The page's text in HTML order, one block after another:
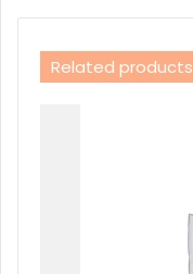
Related products